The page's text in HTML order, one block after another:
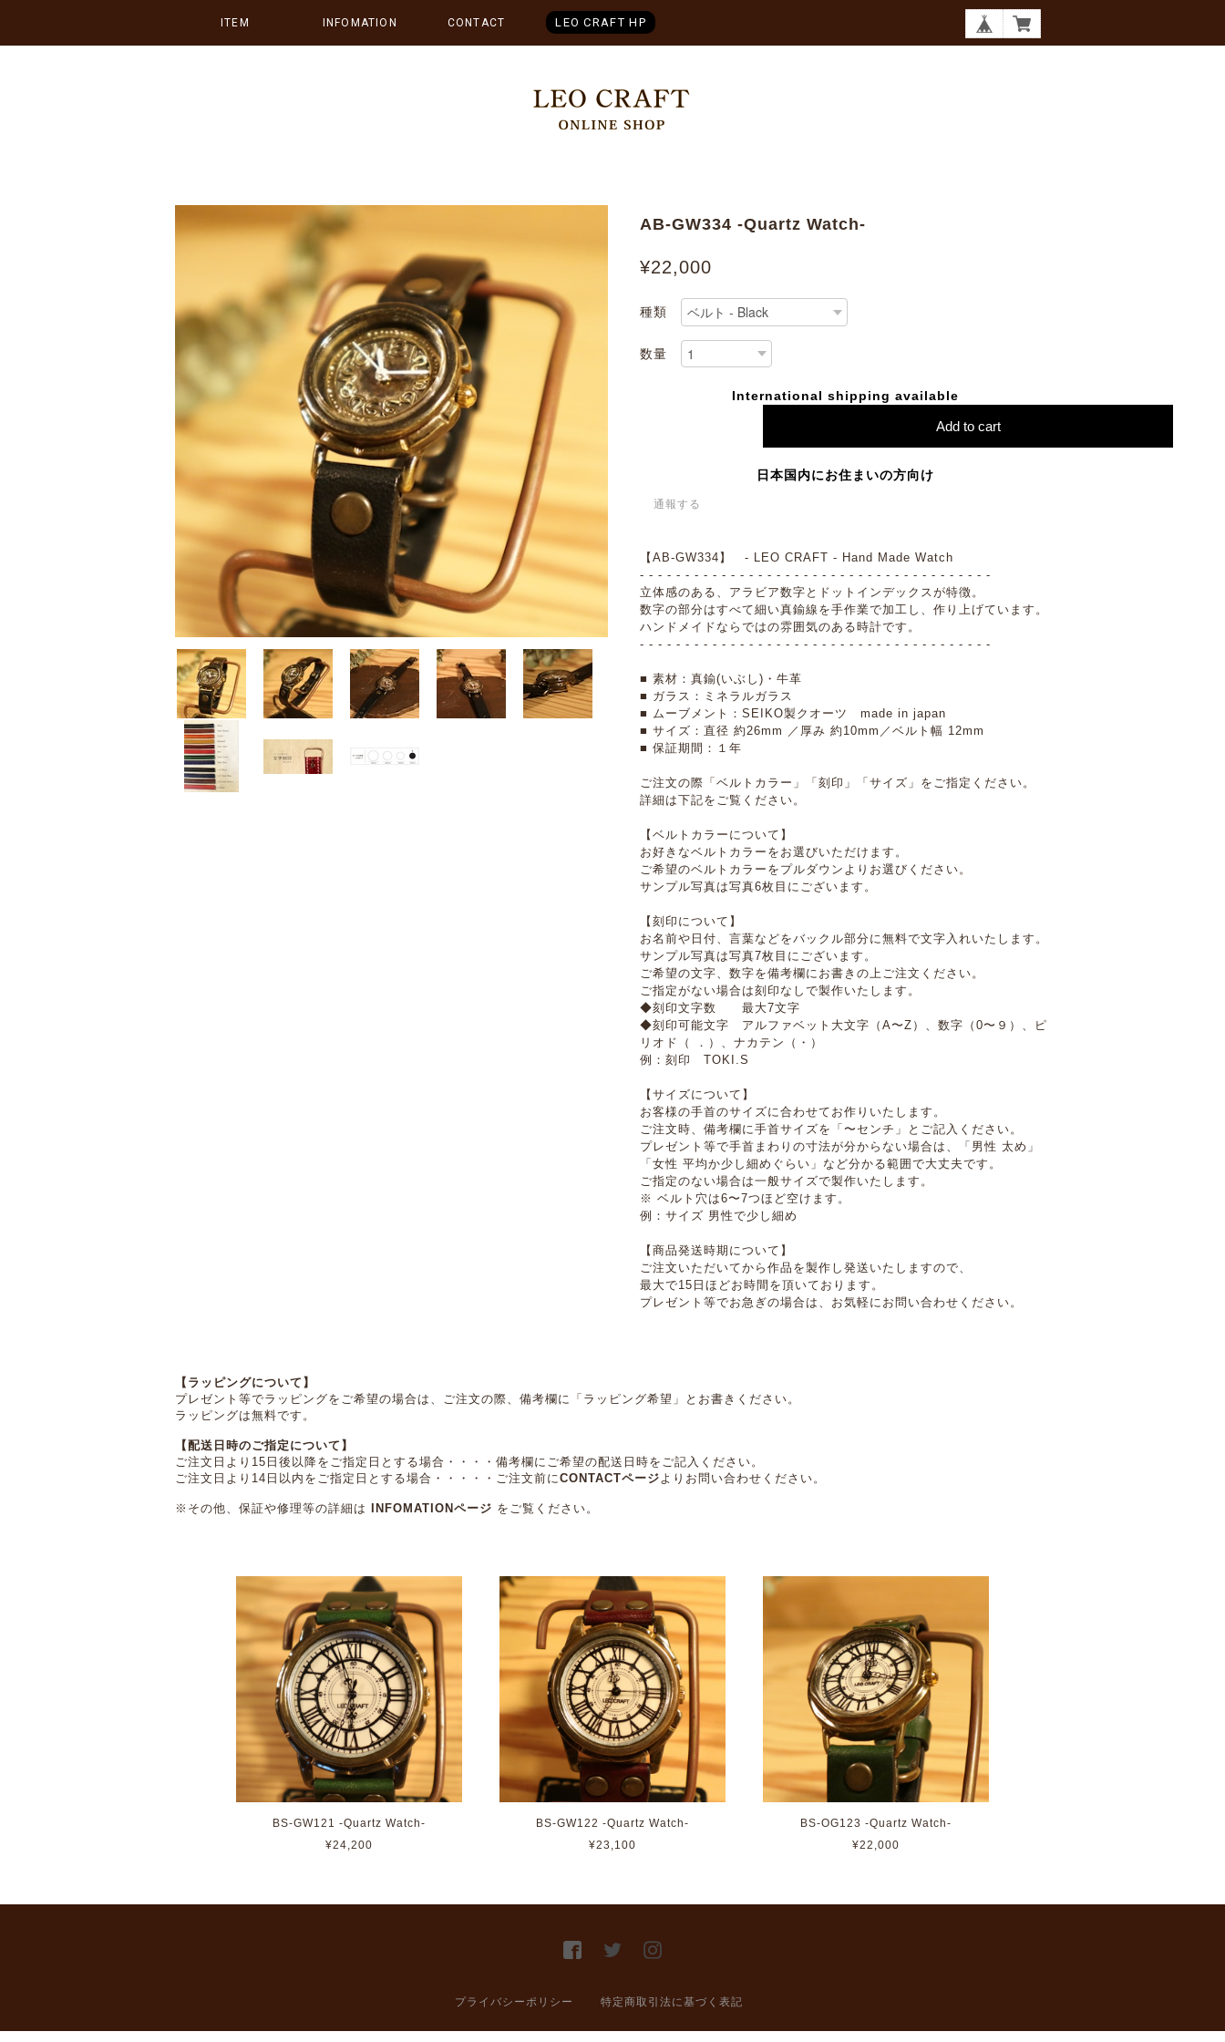
ITEM INFOMATION CONTACT LEO CRAFT HP
AB-GW334 -Quartz Watch-
¥22,000
種類
数量
International shipping available
Add to cart
日本国内にお住まいの方向け
通報する
【AB-GW334】 - LEO CRAFT - Hand Made Watch
- - - - - - - - - - - - - - - - - - - - - - - - - - - - - - - - - - - - - - -
立体感のある、アラビア数字とドットインデックスが特徴。
数字の部分はすべて細い真鍮線を手作業で加工し、作り上げています。
ハンドメイドならではの雰囲気のある時計です。
- - - - - - - - - - - - - - - - - - - - - - - - - - - - - - - - - - - - - - -
■ 素材：真鍮(いぶし)・牛革
■ ガラス：ミネラルガラス
■ ムーブメント：SEIKO製クオーツ made in japan
■ サイズ：直径 約26mm ／厚み 約10mm／ベルト幅 12mm
■ 保証期間：１年
ご注文の際「ベルトカラー」「刻印」「サイズ」をご指定ください。
詳細は下記をご覧ください。
【ベルトカラーについて】
お好きなベルトカラーをお選びいただけます。
ご希望のベルトカラーをプルダウンよりお選びください。
サンプル写真は写真6枚目にございます。
【刻印について】
お名前や日付、言葉などをバックル部分に無料で文字入れいたします。
サンプル写真は写真7枚目にございます。
ご希望の文字、数字を備考欄にお書きの上ご注文ください。
ご指定がない場合は刻印なしで製作いたします。
◆刻印文字数 最大7文字
◆刻印可能文字 アルファベット大文字（A〜Z）、数字（0〜９）、ピ
リオド（ ．）、ナカテン（・）
例：刻印 TOKI.S
【サイズについて】
お客様の手首のサイズに合わせてお作りいたします。
ご注文時、備考欄に手首サイズを「〜センチ」とご記入ください。
プレゼント等で手首まわりの寸法が分からない場合は、「男性 太め」
「女性 平均か少し細めぐらい」など分かる範囲で大丈夫です。
ご指定のない場合は一般サイズで製作いたします。
※ ベルト穴は6〜7つほど空けます。
例：サイズ 男性で少し細め
【商品発送時期について】
ご注文いただいてから作品を製作し発送いたしますので、
最大で15日ほどお時間を頂いております。
プレゼント等でお急ぎの場合は、お気軽にお問い合わせください。
【ラッピングについて】
プレゼント等でラッピングをご希望の場合は、ご注文の際、備考欄に「ラッピング希望」とお書きください。
ラッピングは無料です。
【配送日時のご指定について】
ご注文日より15日後以降をご指定日とする場合・・・・備考欄にご希望の配送日時をご記入ください。
ご注文日より14日以内をご指定日とする場合・・・・・ご注文前にCONTACTページよりお問い合わせください。
※その他、保証や修理等の詳細は INFOMATIONページ をご覧ください。
BS-GW121 -Quartz Watch-
¥24,200
BS-GW122 -Quartz Watch-
¥23,100
BS-OG123 -Quartz Watch-
¥22,000
プライバシーポリシー 特定商取引法に基づく表記